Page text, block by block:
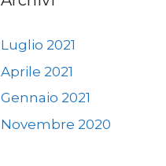
Luglio 2021
Aprile 2021
Gennaio 2021
Novembre 2020